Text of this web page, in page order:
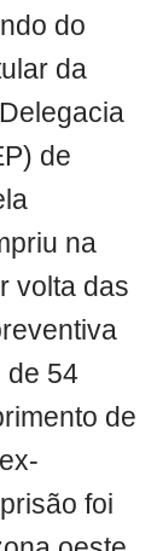
do
da
de
na
volta das
de 54
de
foi